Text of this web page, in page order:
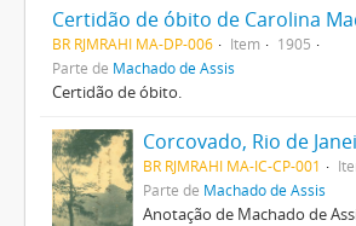
BR RJMRAHI MA-DP-006 Item
1905
Parte de Machado de Assis
Certidão de óbito.
Corcovado, Rio de
BR RJMRAHI MA-IC-CP-001
Parte de Machado de Assis
Anotação de Machado de